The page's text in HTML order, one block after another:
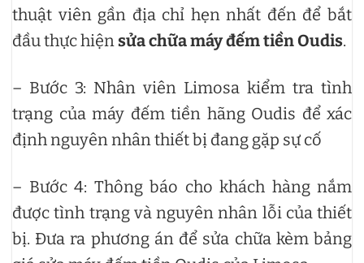
thuật viên gần địa chỉ hẹn nhất đến để bắt
đầu thực hiệnsửa chữa máy đếm tiền Oudis.
– Bước 3: Nhân viên Limosa kiểm tra tình
trạng của máy đếm tiền hãng Oudis để xác
định nguyên nhân thiết bị đang gặp sự cố
– Bước 4: Thông báo cho khách hàng nắm
được tình trạng và nguyên nhân lỗi của thiết
bị. Đưa ra phương án để sửa chữa kèm bảng